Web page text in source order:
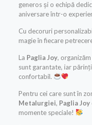
generos și o echipă
aniversare într-o
Cu decoruri
magie în fiecare
La Paglia Joy,
sunt garantate, iar
confortabil.
Pentru cei care sunt în
Metalurgiei, Paglia Joy
momente speciale!